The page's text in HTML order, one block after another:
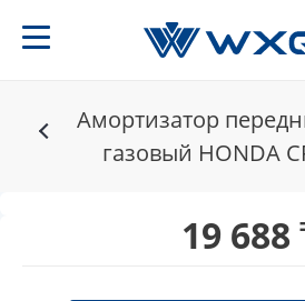
Амортизатор
газовый HONDA
19 688